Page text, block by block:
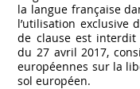
la langue française
l’utilisation exclusive
de clause est
du 27 avril 2017,
européennes sur la
sol européen.